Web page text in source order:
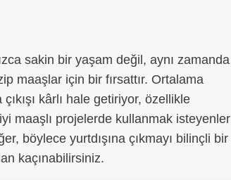
sakin bir yaşam değil, aynı zamanda
maaşlar için bir fırsattır. Ortalama
kârlı hale getiriyor, özellikle
maaşlı projelerde kullanmak isteyenler
böylece yurtdışına çıkmayı bilinçli bir
kaçınabilirsiniz.